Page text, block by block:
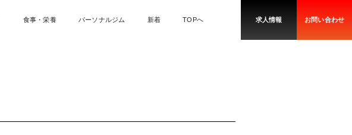
食事・栄養 パーソナルジム 新着 TOPへ 求人情報 お問い合わせ